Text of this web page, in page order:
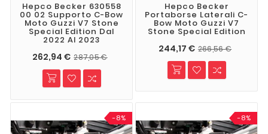
Hepco Becker 630558
00 02 Supporto C-Bow
Moto Guzzi V7 Stone
Special Edition Dal
2022 Al 2023
262,94 € 287,05 €
Hepco Becker
Portaborse Laterali C-
Bow Moto Guzzi V7
Stone Special Edition
244,17 € 266,56 €
-8% -8%